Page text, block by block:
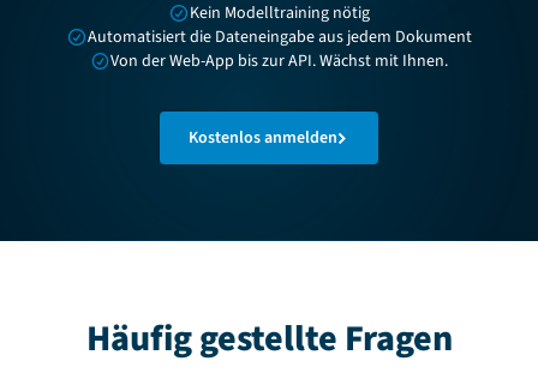
Kein Modelltraining nötig
Automatisiert die Dateneingabe aus jedem Dokument
Von der Web-App bis zur API. Wächst mit Ihnen.
Kostenlos anmelden
Häufig gestellte Fragen